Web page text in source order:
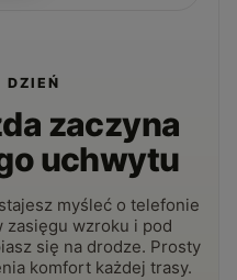
DZIEŃ
zaczyna
uchwytu
myśleć o telefonie
zasięgu wzroku i pod
się na drodze. Prosty
komfort każdej trasy.